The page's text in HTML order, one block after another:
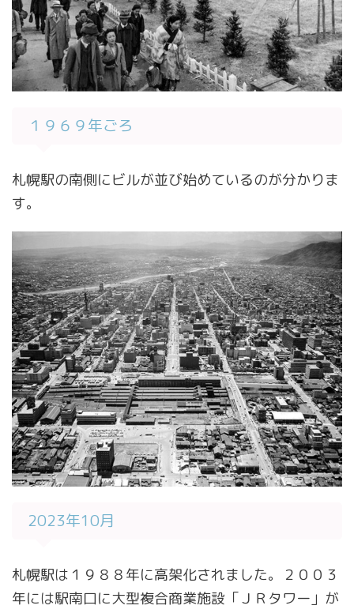
１９６９年ごろ
札幌駅の南側にビルが並び始めているのが分かりま
す。
2023年10月
札幌駅は１９８８年に高架化されました。２００３
年には駅南口に大型複合商業施設「ＪＲタワー」が